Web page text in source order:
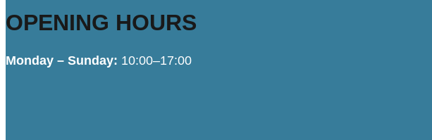
OPENING HOURS
Monday – Sunday: 10:00–17:00